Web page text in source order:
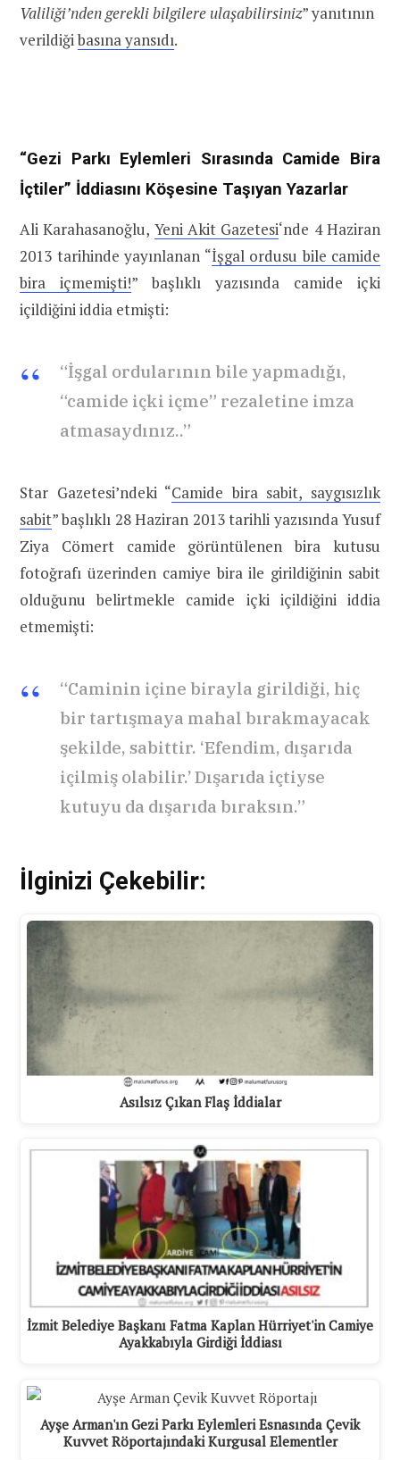
Valiliği’nden gerekli bilgilere ulaşabilirsiniz” yanıtının
verildiğibasına yansıdı.
“Gezi Parkı Eylemleri Sırasında Camide Bira
İçtiler” İddiasını Köşesine Taşıyan Yazarlar
Ali Karahasanoğlu, Yeni Akit Gazetesi‘nde 4 Haziran
2013 tarihinde yayınlanan “İşgal ordusu bile camide
bira içmemişti!” başlıklı yazısında camide içki
içildiğini iddia etmişti:
“İşgal ordularının bile yapmadığı,
“camide içki içme” rezaletine imza
atmasaydınız..”
Star Gazetesi’ndeki “Camide bira sabit, saygısızlık
sabit” başlıklı 28 Haziran 2013 tarihli yazısında Yusuf
Ziya Cömert camide görüntülenen bira kutusu
fotoğrafı üzerinden camiye bira ile girildiğinin sabit
olduğunu belirtmekle camide içki içildiğini iddia
etmemişti:
“Caminin içine birayla girildiği, hiç
bir tartışmaya mahal bırakmayacak
şekilde, sabittir. ‘Efendim, dışarıda
içilmiş olabilir.’ Dışarıda içtiyse
kutuyu da dışarıda bıraksın.”
İlginizi Çekebilir:
Asılsız Çıkan Flaş İddialar
İzmit Belediye Başkanı Fatma Kaplan Hürriyet'in Camiye
Ayakkabıyla Girdiği İddiası
Ayşe Arman'ın Gezi Parkı Eylemleri Esnasında Çevik
Kuvvet Röportajındaki Kurgusal Elementler